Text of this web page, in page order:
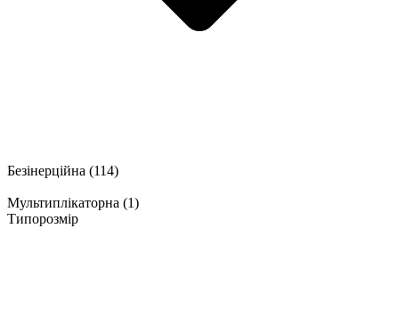
Безінерційна (114)
Мультиплікаторна (1)
Типорозмір